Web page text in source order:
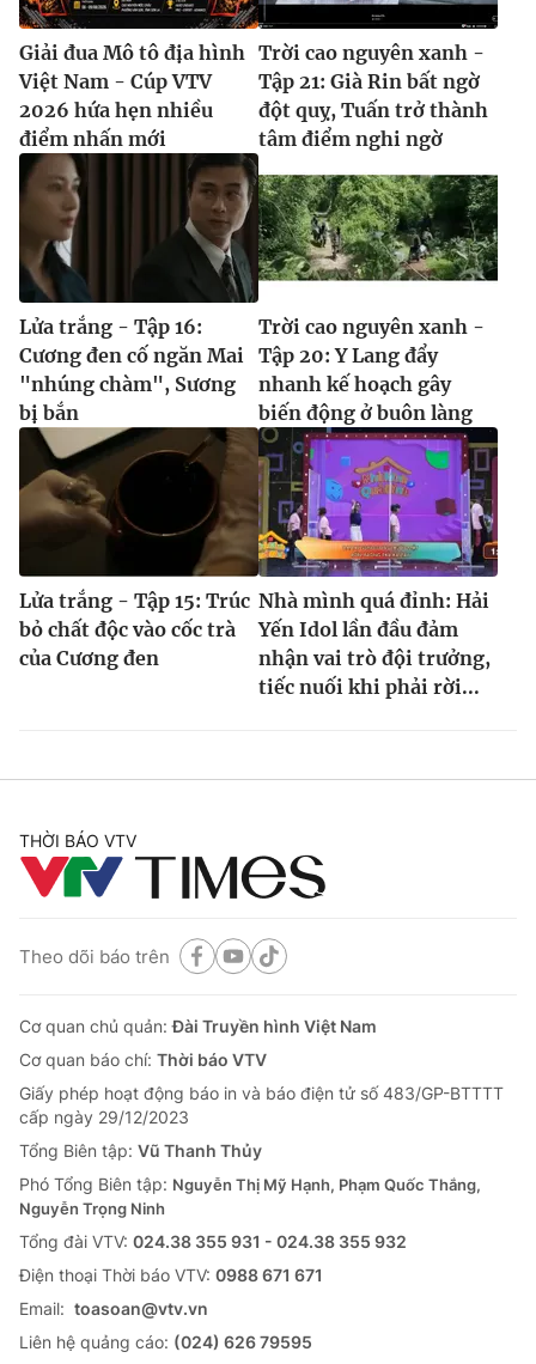
Giải đua Mô tô địa hình
Việt Nam - Cúp VTV
2026 hứa hẹn nhiều
điểm nhấn mới
Trời cao nguyên xanh -
Tập 21: Già Rin bất ngờ
đột quỵ, Tuấn trở thành
tâm điểm nghi ngờ
Lửa trắng - Tập 16:
Cương đen cố ngăn Mai
"nhúng chàm", Sương
bị bắn
Trời cao nguyên xanh -
Tập 20: Y Lang đẩy
nhanh kế hoạch gây
biến động ở buôn làng
Lửa trắng - Tập 15: Trúc
bỏ chất độc vào cốc trà
của Cương đen
Nhà mình quá đỉnh: Hải
Yến Idol lần đầu đảm
nhận vai trò đội trưởng,
tiếc nuối khi phải rời...
THỜI BÁO VTV
Theo dõi báo trên
Cơ quan chủ quản:Đài Truyền hình Việt Nam
Cơ quan báo chí: Thời báo VTV
Giấy phép hoạt động báo in và báo điện tử số 483/GP-BTTTT
cấp ngày 29/12/2023
Tổng Biên tập: Vũ Thanh Thủy
Phó Tổng Biên tập: Nguyễn Thị Mỹ Hạnh, Phạm Quốc Thắng,
Nguyễn Trọng Ninh
Tổng đài VTV: 024.38 355 931 - 024.38 355 932
Ðiện thoại Thời báo VTV: 0988 671 671
Email: toasoan@vtv.vn
Liên hệ quảng cáo: (024) 626 79595